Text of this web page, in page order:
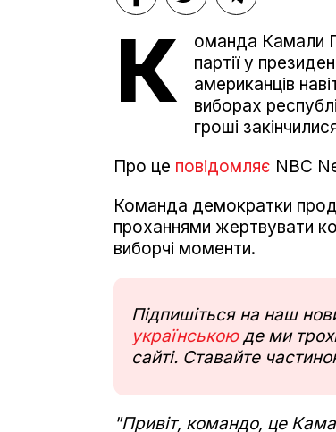
К
оманда Камали
партії у
американців
виборах
гроші
Про це повідомляє NBC
Команда демократки
проханнями жертвувати
виборчі моменти.
Підпишіться на наш
українськоюде ми
сайті. Ставайте
"Привіт, командо, це